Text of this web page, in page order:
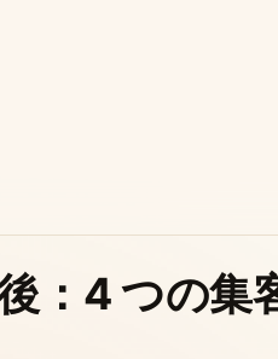
：4 つの集